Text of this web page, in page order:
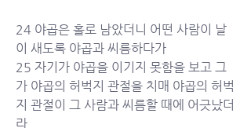
24 야곱은 홀로 남았더니 어떤 사람이 날
이 새도록 야곱과 씨름하다가
25 자기가 야곱을 이기지 못함을 보고 그
가 야곱의 허벅지 관절을 치매 야곱의 허벅
지 관절이 그 사람과 씨름할 때에 어긋났더
라